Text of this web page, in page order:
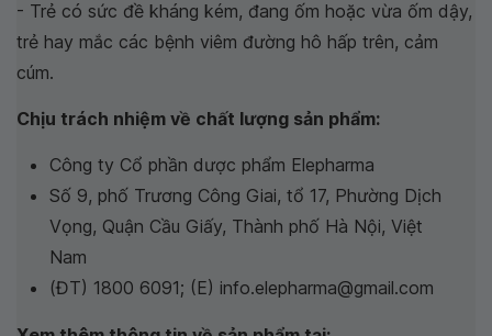
- Trẻ có sức đề kháng kém, đang ốm hoặc vừa ốm dậy,
trẻ hay mắc các bệnh viêm đường hô hấp trên, cảm
cúm.
Chịu trách nhiệm về chất lượng sản phẩm:
Công ty Cổ phần dược phẩm Elepharma
Số 9, phố Trương Công Giai, tổ 17, Phường Dịch
Vọng, Quận Cầu Giấy, Thành phố Hà Nội, Việt
Nam
(ĐT) 1800 6091; (E) info.elepharma@gmail.com